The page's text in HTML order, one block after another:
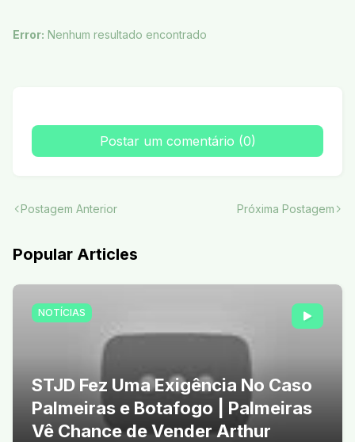
Error: Nenhum resultado encontrado
Postar um comentário (0)
Postagem Anterior Próxima Postagem
Popular Articles
NOTÍCIAS
STJD Fez Uma Exigência No Caso
Palmeiras e Botafogo | Palmeiras
Vê Chance de Vender Arthur